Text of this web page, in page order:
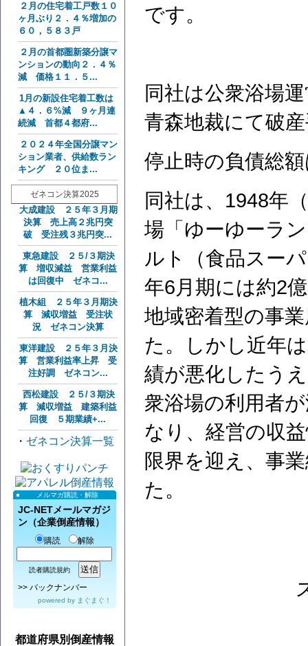
２月の住宅着工戸数１０
ヶ月ぶり２．４％増加の
６０，５８３戸
２月の首都圏新築分譲マ
ンションの動向２．４％
減 価格１１．５...
1月の新設住宅着工数は
▲４．６%減 ９ヶ月連
続減 首都４都府...
２０２４年全国分譲マン
ション業者、供給数ラン
キング ２０位ま...
ゼネコン決算2025
大成建設 ２５年３月期
決算 売上高２兆円突
破 受注残３兆円突...
東急建設 ２５/３期決
算 増収減益 営業利益
は回復中 ゼネコ...
植木組 ２５年３月期決
算 減収増益 受注状
況 ゼネコン決算
東洋建設 ２５年３月決
算 営業利益率上昇 受
注好調 ゼネコン...
西松建設 ２５/３期決
算 減収増益 建築利益
回復 ５期業績+...
・ ゼネコン決算一覧
メルマガ購読・解除
JC-NETメールマガジ
ン（企業倒産情報）
購読 解除
読者購読規約
>> バックナンバー
powered by まぐまぐ！
都道府県別倒産情報
です。
同社は公衆浴場
青森地裁にて破
停止時の負債総
同社は、1948年
場「ゆーゆーラ
ルト（食品スー
年6月期には約2
地域密着型の事
た。しかし近年
績が悪化したう
衆浴場の利用者
なり、経営の収
限界を迎え、事
た。